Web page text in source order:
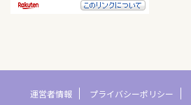
運営者情報 プライバシーポリシー